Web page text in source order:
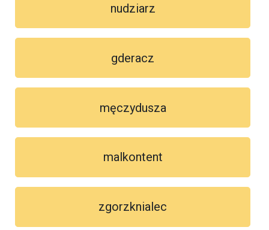
nudziarz
gderacz
męczydusza
malkontent
zgorzknialec